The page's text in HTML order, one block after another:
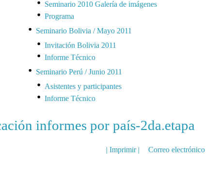
Seminario 2010 Galería de imágenes
Programa
Seminario Bolivia / Mayo 2011
Invitación Bolivia 2011
Informe Técnico
Seminario Perú / Junio 2011
Asistentes y participantes
Informe Técnico
informes por país-2da.etapa
| Imprimir | Correo electrónico